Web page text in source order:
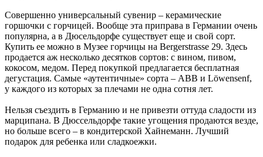
Совершенно универсальный сувенир – керамические
горшочки с горчицей. Вообще эта приправа в Германии очень
популярна, а в Дюсельдорфе существует еще и свой сорт.
Купить ее можно в Музее горчицы на Bergerstrasse 29. Здесь
продается аж несколько десятков сортов: с вином, пивом,
кокосом, медом. Перед покупкой предлагается бесплатная
дегустация. Самые «аутентичные» сорта – ABB и Löwensenf,
у каждого из которых за плечами не одна сотня лет.
Нельзя съездить в Германию и не привезти оттуда сладости из
марципана. В Дюссельдорфе такие угощения продаются везде,
но больше всего – в кондитерской Хайнеманн. Лучший
подарок для ребенка или сладкоежки.